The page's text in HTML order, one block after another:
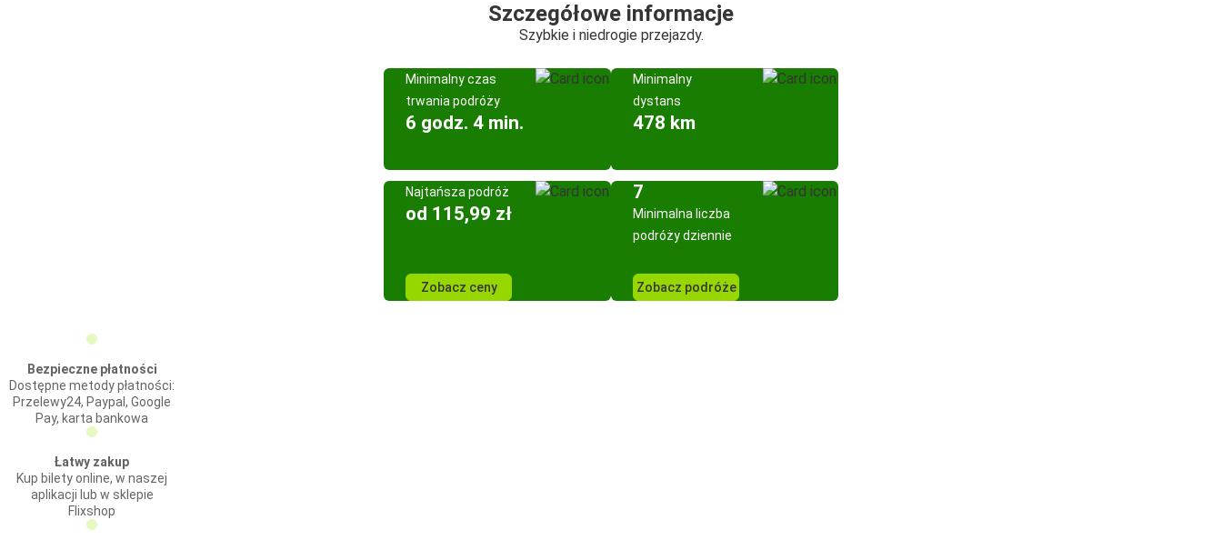
Szczegółowe informacje
Szybkie i niedrogie przejazdy.
Minimalny czas
trwania podróży
6 godz. 4 min.
Minimalny
dystans
478 km
Najtańsza podróż
od 115,99 zł
Zobacz ceny
7
Minimalna liczba
podróży dziennie
Zobacz podróże
Bezpieczne płatności
Dostępne metody płatności:
Przelewy24, Paypal, Google
Pay, karta bankowa
Łatwy zakup
Kup bilety online, w naszej
aplikacji lub w sklepie
Flixshop